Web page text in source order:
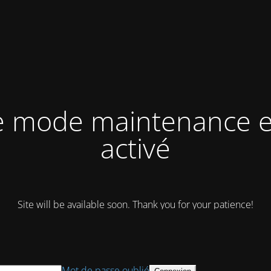
mode maintenance
activé
Site will be available soon. Thank you for your patience!